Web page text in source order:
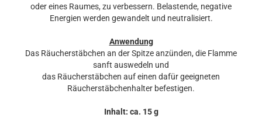
oder eines Raumes, zu verbessern. Belastende, negative
Energien werden gewandelt und neutralisiert.
Anwendung
Das Räucherstäbchen an der Spitze anzünden, die Flamme
sanft auswedeln und
das Räucherstäbchen auf einen dafür geeigneten
Räucherstäbchenhalter befestigen.
Inhalt: ca. 15 g